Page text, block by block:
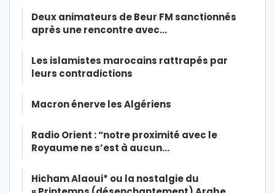
Deux animateurs de Beur FM sanctionnés
après une rencontre avec…
Les islamistes marocains rattrapés par
leurs contradictions
Macron énerve les Algériens
Radio Orient : “notre proximité avec le
Royaume ne s’est à aucun…
Hicham Alaoui* ou la nostalgie du